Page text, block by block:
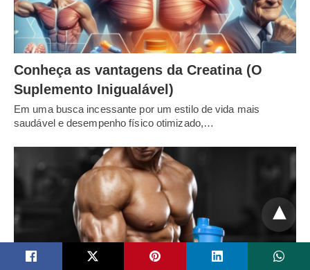
Conheça as vantagens da Creatina (O
Suplemento Inigualável)
Em uma busca incessante por um estilo de vida mais
saudável e desempenho físico otimizado,…